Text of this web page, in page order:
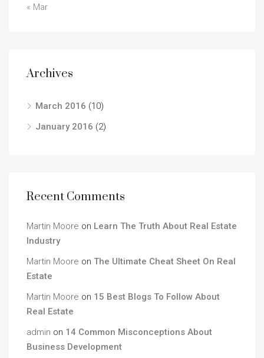
« Mar
Archives
March 2016 (10)
January 2016 (2)
Recent Comments
Martin Moore on Learn The Truth About Real Estate
Industry
Martin Moore on The Ultimate Cheat Sheet On Real
Estate
Martin Moore on 15 Best Blogs To Follow About
Real Estate
admin on 14 Common Misconceptions About
Business Development